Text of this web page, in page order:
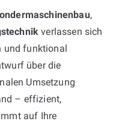
,
verlassen sich
und funktional
über die
Umsetzung
– effizient,
auf Ihre